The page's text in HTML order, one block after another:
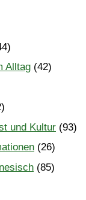
Alltag (42)
und Kultur (93)
(26)
(85)